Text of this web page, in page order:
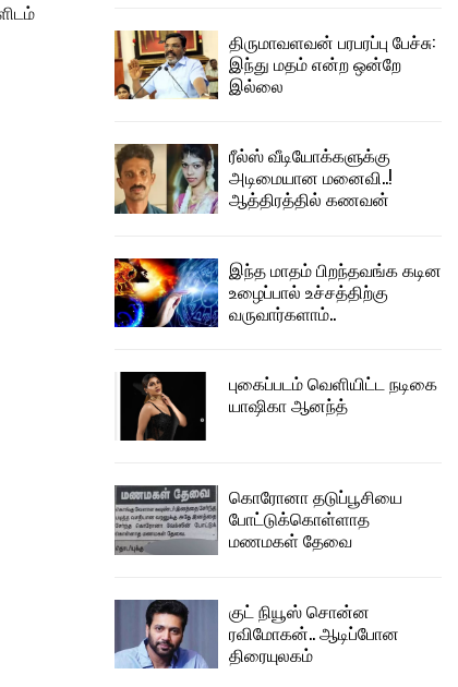
திருமாவளவன் பரபரப்பு பேச்சு:
இந்து மதம் என்ற ஒன்றே
இல்லை
ரீல்ஸ் வீடியோக்களுக்கு
அடிமையான மனைவி..!
ஆத்திரத்தில் கணவன்
இந்த மாதம் பிறந்தவங்க கடின
உழைப்பால் உச்சத்திற்கு
வருவார்களாம்..
புகைப்படம் வெளியிட்ட நடிகை
யாஷிகா ஆனந்த்
கொரோனா தடுப்பூசியை
போட்டுக்கொள்ளாத
மணமகள் தேவை
குட் நியூஸ் சொன்ன
ரவிமோகன்.. ஆடிப்போன
திரையுலகம்